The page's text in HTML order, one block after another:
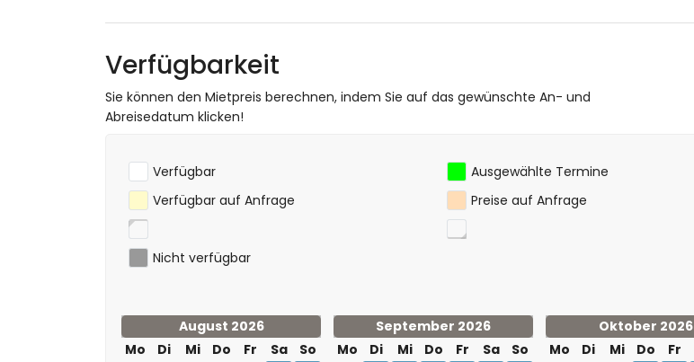
Verfügbarkeit
Sie können den Mietpreis berechnen, indem Sie auf das gewünschte An- und
Abreisedatum klicken!
Verfügbar
Ausgewählte Termine
Verfügbar auf Anfrage
Preise auf Anfrage
Nicht verfügbar
August 2026
Mo
Di Mi Do Fr Sa So
September 2026
Mo
Di Mi Do Fr Sa So
Oktober 2026
Mo
Di Mi Do Fr